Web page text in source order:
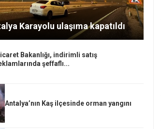
Karayolu ulaşıma kapatıldı
Bakanlığı, indirimli satış
şeffaflı...
Antalya’nın Kaş ilçesinde orman yangını